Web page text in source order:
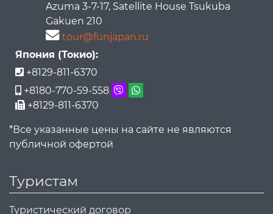
Azuma 3-7-17, Satellite House Tsukuba
Gakuen 210
tour@funjapan.ru
Япония (Токио):
+8129-811-6370
+8180-770-59-558
+8129-811-6370
*Все указанные цены на сайте не являются
публичной офертой
Туристам
Туристический договор